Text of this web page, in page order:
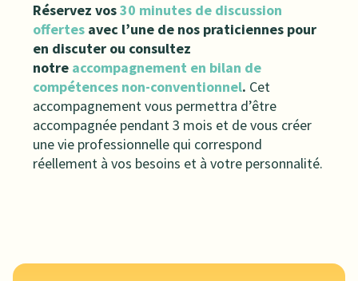
Réservez vos30 minutes de discussion
offertes avec l’une de nos praticiennes pour
en discuter ou consultez
notre accompagnement en bilan de
compétences non-conventionnel. Cet
accompagnement vous permettra d’être
accompagnée pendant 3 mois et de vous créer
une vie professionnelle qui correspond
réellement à vos besoins et à votre personnalité.